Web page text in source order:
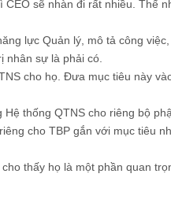
sẽ nhàn đi rất nhiều. Thế
lực Quản lý, mô tả công
nhân sự là phải có.
cho họ. Đưa mục tiêu này
thống QTNS cho riêng bộ
cho TBP gắn với mục tiêu
thấy họ là một phần quan